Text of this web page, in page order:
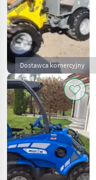
Dostawca komercyjny